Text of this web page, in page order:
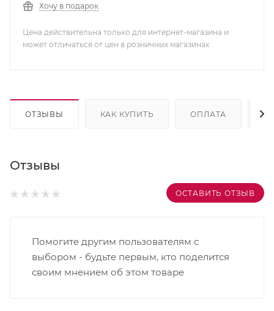
Хочу в подарок
Цена действительна только для интернет-магазина и
может отличаться от цен в розничных магазинах
ОТЗЫВЫ КАК КУПИТЬ ОПЛАТА
Отзывы
ОСТАВИТЬ ОТЗЫВ
Помогите другим пользователям с
выбором - будьте первым, кто поделится
своим мнением об этом товаре